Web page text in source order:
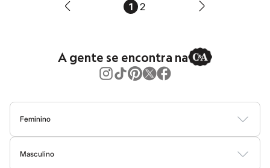
Moda esportiva
Plus size
Special Basics
Calçados
Novidades
Feminino
1 2
A gente se encontra na
Feminino
BlusasCalçasVestidosSaiasCasacosModa PraiaModa Íntima
Masculino